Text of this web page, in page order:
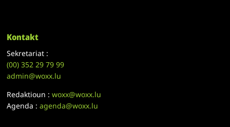
Kontakt
Sekretariat :
(00)352 29 79 99
admin@woxx.lu
Redaktioun :woxx@woxx.lu
Agenda :agenda@woxx.lu